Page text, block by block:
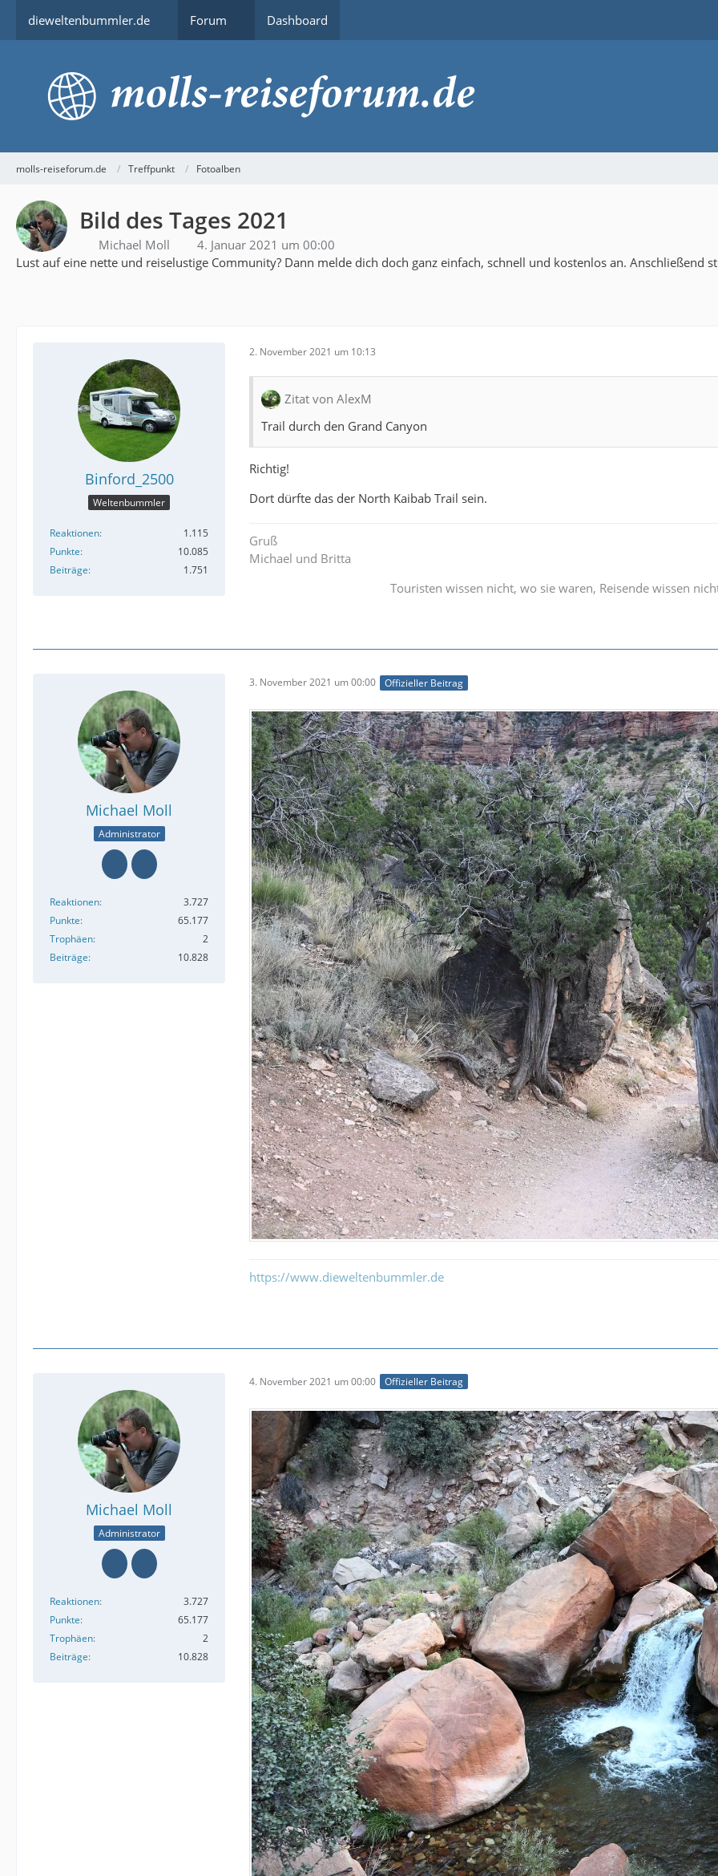
dieweltenbummler.de Forum Dashboard
molls-reiseforum.de Treffpunkt Fotoalben
Bild des Tages 2021
Michael Moll
4. Januar 2021 um 00:00
Lust auf eine nette und reiselustige Community? Dann melde dich doch ganz einfach, schnell und kostenlos an. Anschließend
Binford_2500
Weltenbummler
Reaktionen
1.115
Punkte
10.085
Beiträge
1.751
2. November 2021 um 10:13
Zitat von AlexM
Trail durch den Grand Canyon
Richtig!
Dort dürfte das der North Kaibab Trail sein.
Gruß
Michael und Britta
Touristen wissen nicht, wo sie waren, Reisende wissen
Michael Moll
Administrator
Reaktionen
3.727
Punkte
65.177
Trophäen
2
Beiträge
10.828
3. November 2021 um 00:00 Offizieller Beitrag
https://www.dieweltenbummler.de
Michael Moll
Administrator
Reaktionen
3.727
Punkte
65.177
Trophäen
2
Beiträge
10.828
4. November 2021 um 00:00 Offizieller Beitrag